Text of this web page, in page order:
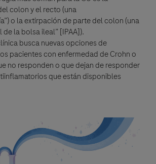
colon y el recto (una
o laextirpaciónde parte del colon (una
de la bolsa ileal” [IPAA]).
busca nuevas opciones de
pacientes conenfermedad de Crohno
no responden o que dejan de responder
que están disponibles